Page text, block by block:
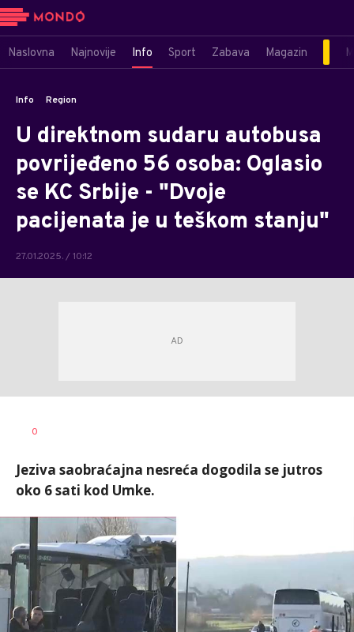
Naslovna Najnovije Info Sport Zabava Magazin
Info Region
U direktnom sudaru autobusa
povrijeđeno 56 osoba: Oglasio
se KC Srbije - "Dvoje
pacijenata je u teškom stanju"
27.01.2025. / 10:12
AUTOR
0
Jeziva saobraćajna nesreća dogodila se jutros
oko 6 sati kod Umke.